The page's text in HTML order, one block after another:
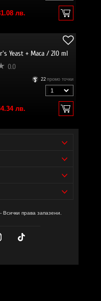
лв.
Yeast + Maca / 210 ml
0.0
22 промо точки
лв.
права запазени.